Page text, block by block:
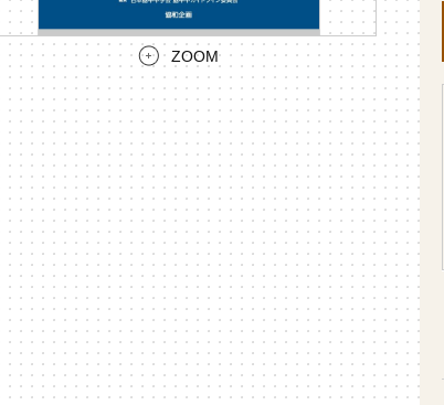
ZOOM